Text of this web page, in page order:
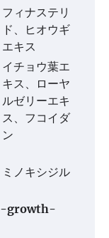
フィナステリ
ド、ヒオウギ
エキス
イチョウ葉エ
キス、ローヤ
ルゼリーエキ
ス、フコイダ
ン
ミノキシジル
growth-